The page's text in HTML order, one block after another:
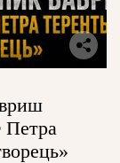
Петра